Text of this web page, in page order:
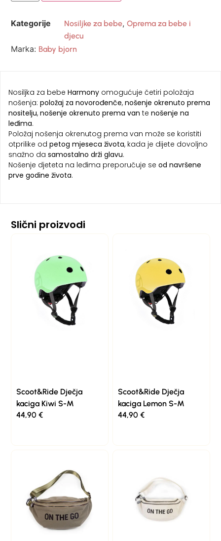
Kategorije Nosiljke za bebe,Oprema za bebe i
djecu
Marka: Baby bjorn
Nosiljka za bebe Harmony omogućuje četiri položaja
nošenja: položaj za novorođenče, nošenje okrenuto prema
nositelju, nošenje okrenuto prema van te nošenje na
leđima.
Položaj nošenja okrenutog prema van može se koristiti
otprilike od petog mjeseca života, kada je dijete dovoljno
snažno da samostalno drži glavu.
Nošenje djeteta na leđima preporučuje se od navršene
prve godine života.
Slični proizvodi
Scoot&Ride Dječja
kaciga Kiwi S-M
44,90€
Scoot&Ride Dječja
kaciga Lemon S-M
44,90 €